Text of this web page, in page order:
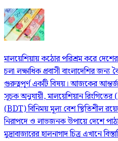
মালয়েশিয়ায় কঠোর পরিশ্রম করে
চলা লক্ষাধিক প্রবাসী বাংলাদেশির জন্য
গুরুত্বপূর্ণ একটি বিষয়। আজকের
সূচক অনুযায়ী, মালয়েশিয়ান রিংগিতের
(BDT) বিনিময় মূল্য বেশ স্থিতিশীল
নিরাপদে ও লাভজনক উপায়ে দেশে
মুদ্রাবাজারের হালনাগাদ চিত্র এখানে